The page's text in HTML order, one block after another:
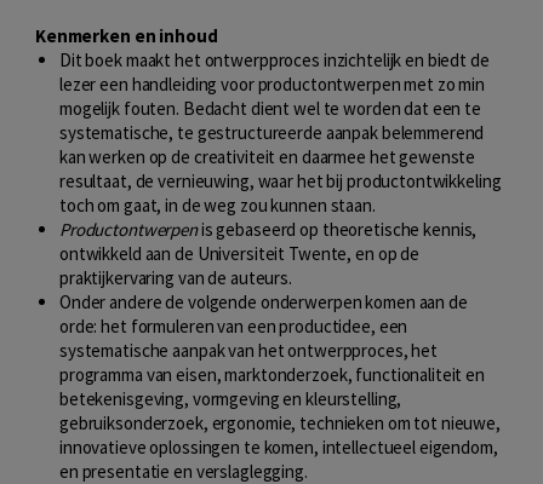
Kenmerken en inhoud
Dit boek maakt het ontwerpproces inzichtelijk en biedt de
lezer een handleiding voor productontwerpen met zo min
mogelijk fouten. Bedacht dient wel te worden dat een te
systematische, te gestructureerde aanpak belemmerend
kan werken op de creativiteit en daarmee het gewenste
resultaat, de vernieuwing, waar het bij productontwikkeling
toch om gaat, in de weg zou kunnen staan.
Productontwerpenis gebaseerd op theoretische kennis,
ontwikkeld aan de Universiteit Twente, en op de
praktijkervaring van de auteurs.
Onder andere de volgende onderwerpen komen aan de
orde: het formuleren van een productidee, een
systematische aanpak van het ontwerpproces, het
programma van eisen, marktonderzoek, functionaliteit en
betekenisgeving, vormgeving en kleurstelling,
gebruiksonderzoek, ergonomie, technieken om tot nieuwe,
innovatieve oplossingen te komen, intellectueel eigendom,
en presentatie en verslaglegging.